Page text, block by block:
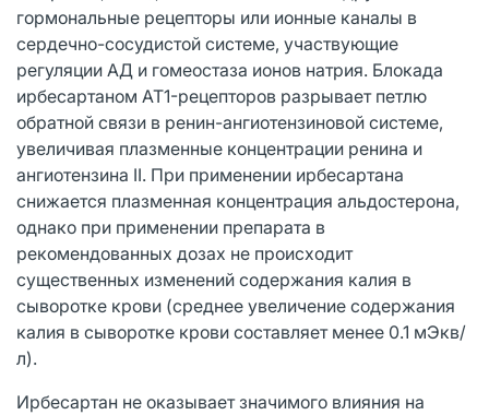
гормональные рецепторы или ионные каналы в
сердечно-сосудистой системе, участвующие
регуляции АД и гомеостаза ионов натрия. Блокада
ирбесартаном AT1-рецепторов разрывает петлю
обратной связи в ренин-ангиотензиновой системе,
увеличивая плазменные концентрации ренина и
ангиотензина II. При применении ирбесартана
снижается плазменная концентрация альдостерона,
однако при применении препарата в
рекомендованных дозах не происходит
существенных изменений содержания калия в
сыворотке крови (среднее увеличение содержания
калия в сыворотке крови составляет менее 0.1 мЭкв/
л).
Ирбесартан не оказывает значимого влияния на